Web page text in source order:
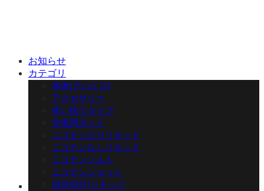
お知らせ
カテゴリ
本体(デバイス)
アクセサリー
使い捨てタイプ
交換用ポッド
ニコチン入りリキッド
ニコチンなしリキッド
ニコチンソルト
ニコチンショット
自作(DIY)リキッド